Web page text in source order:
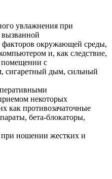
увлажнения при
вызванной
факторов окружающей среды,
и, как следствие,
помещении с
сигаретный дым, сильный
некоторых
как противозачаточные
бета-блокаторы,
при ношении жестких и